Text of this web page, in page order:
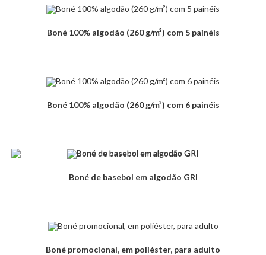
Boné 100% algodão (260 g/m²) com 5 painéis
Boné 100% algodão (260 g/m²) com 6 painéis
Boné de basebol em algodão GRI
Boné promocional, em poliéster, para adulto